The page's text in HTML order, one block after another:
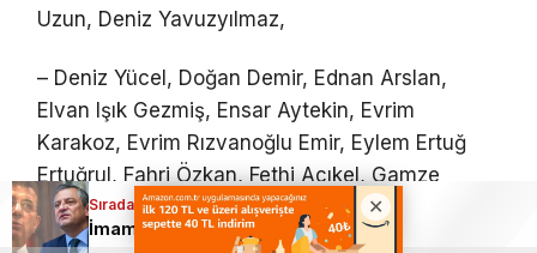
Sıradaki Haber
Yeni Parti’de Özgür Özel’in A Takımı belli oldu
Uzun, Deniz Yavuzyılmaz,
– Deniz Yücel, Doğan Demir, Ednan Arslan,
Elvan Işık Gezmiş, Ensar Aytekin, Evrim
Karakoz, Evrim Rızvanoğlu Emir, Eylem Ertuğ
Ertuğrul, Fahri Özkan, Fethi Açıkel, Gamze
Taşcıer, Gizem Özcan, Gökçe Gökçen, Hasan
Öztürk, Hikmet Yalım Halıcı, İbrahim Arslan,
Sıradaki Haber
İmamoğlu, Yeni Parti’nin cumhurbaşkanı adayı mı?